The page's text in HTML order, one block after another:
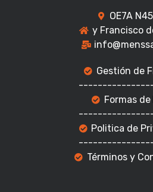
OE7A
y Francisco
Gestión de
Formas de
Politica de
Términos y